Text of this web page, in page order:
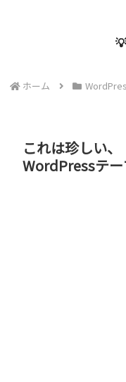
ホーム
これは珍しい
WordPressテ